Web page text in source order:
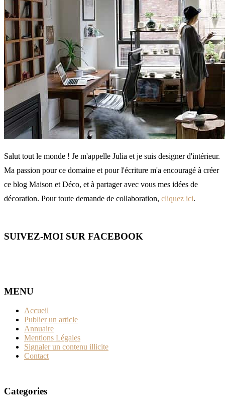
Salut tout le monde ! Je m'appelle Julia et je suis designer d'intérieur.
Ma passion pour ce domaine et pour l'écriture m'a encouragé à créer
ce blog Maison et Déco, et à partager avec vous mes idées de
décoration. Pour toute demande de collaboration, cliquez ici.
SUIVEZ-MOI SUR FACEBOOK
MENU
Accueil
Publier un article
Annuaire
Mentions Légales
Signaler un contenu illicite
Contact
Categories